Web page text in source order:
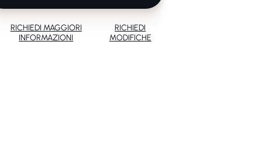
RICHIEDI MAGGIORI
INFORMAZIONI
RICHIEDI
MODIFICHE